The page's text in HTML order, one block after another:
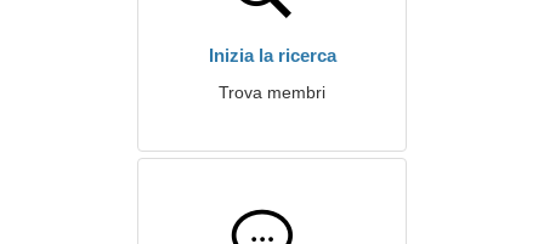
Inizia la ricerca
Trova membri